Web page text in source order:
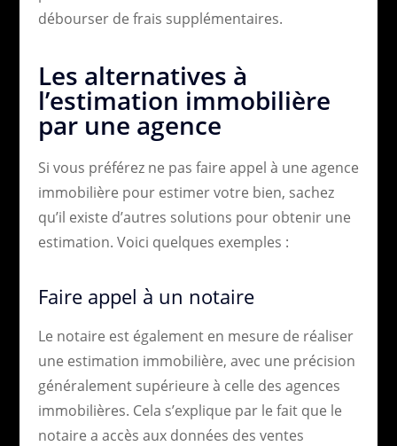
débourser de frais supplémentaires.
Les alternatives à
l’estimation immobilière
par une agence
Si vous préférez ne pas faire appel à une agence
immobilière pour estimer votre bien, sachez
qu’il existe d’autres solutions pour obtenir une
estimation. Voici quelques exemples :
Faire appel à un notaire
Le notaire est également en mesure de réaliser
une estimation immobilière, avec une précision
généralement supérieure à celle des agences
immobilières. Cela s’explique par le fait que le
notaire a accès aux données des ventes